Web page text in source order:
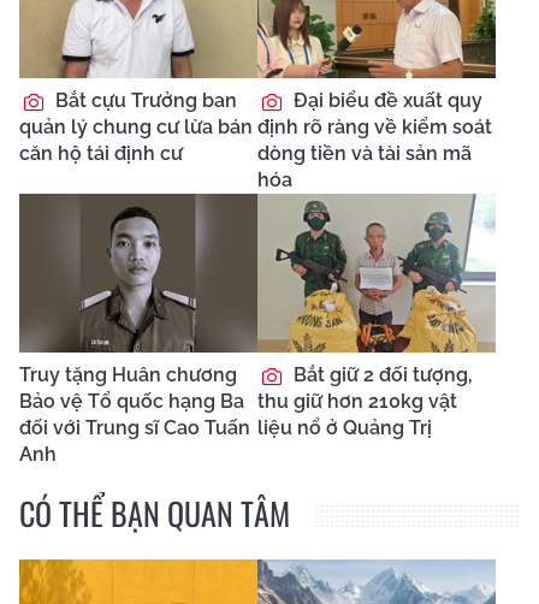
Bắt cựu Trưởng ban
quản lý chung cư lừa bán
căn hộ tái định cư
Đại biểu đề xuất quy
định rõ ràng về kiểm soát
dòng tiền và tài sản mã
hóa
Truy tặng Huân chương
Bảo vệ Tổ quốc hạng Ba
đối với Trung sĩ Cao Tuấn
Anh
Bắt giữ 2 đối tượng,
thu giữ hơn 210kg vật
liệu nổ ở Quảng Trị
CÓ THỂ BẠN QUAN TÂM